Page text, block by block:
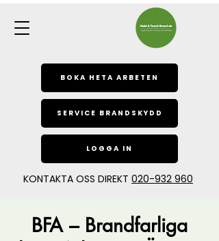
BOKA HETA ARBETEN
SERVICE BRANDSKYDD
LOGGA IN
KONTAKTA OSS DIREKT 020-932 960
BFA – Brandfarliga